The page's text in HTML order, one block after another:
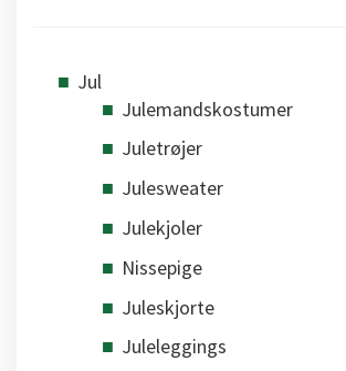
Jul
Julemandskostumer
Juletrøjer
Julesweater
Julekjoler
Nissepige
Juleskjorte
Juleleggings